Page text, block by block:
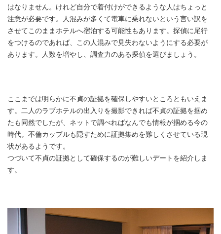
はなりません。けれど自分で着付けができるような人はちょっと
注意が必要です。人混みが多くて電車に乗れないという言い訳を
させてこのままホテルへ宿泊する可能性もあります。探偵に尾行
をつけるのであれば、この人混みで見失わないようにする必要が
あります。人数を増やし、調査力のある探偵を選びましょう。
ここまでは明らかに不貞の証拠を確保しやすいところともいえま
す。二人のラブホテルの出入りを撮影できれば不貞の証拠を掴め
たも同然でしたが、ネットで調べればなんでも情報が掴める今の
時代。不倫カップルも隠すために証拠集めを難しくさせている現
状があるようです。
つづいて不貞の証拠として確保するのが難しいデートを紹介しま
す。